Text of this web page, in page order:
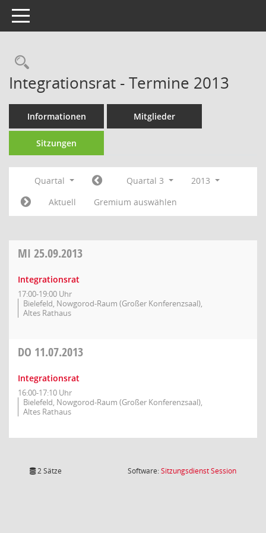
Toggle navigation
Rechercheauswahl
Integrationsrat - Termine 2013
Informationen Mitglieder
Sitzungen
Quartal Quartal 3
2013
Aktuell
Gremium auswählen
MI 25.09.2013
Integrationsrat
17:00-19:00 Uhr
Bielefeld, Nowgorod-Raum (Großer Konferenzsaal),
Altes Rathaus
DO 11.07.2013
Integrationsrat
16:00-17:10 Uhr
Bielefeld, Nowgorod-Raum (Großer Konferenzsaal),
Altes Rathaus
2 Sätze Software:SitzungsdienstSession(Wird in